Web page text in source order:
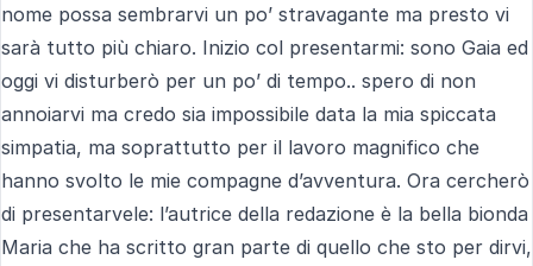
nome possa sembrarvi un po’ stravagante ma presto vi
sarà tutto più chiaro. Inizio col presentarmi: sono Gaia ed
oggi vi disturberò per un po’ di tempo.. spero di non
annoiarvi ma credo sia impossibile data la mia spiccata
simpatia, ma soprattutto per il lavoro magnifico che
hanno svolto le mie compagne d’avventura. Ora cercherò
di presentarvele: l’autrice della redazione è la bella bionda
Maria che ha scritto gran parte di quello che sto per dirvi,